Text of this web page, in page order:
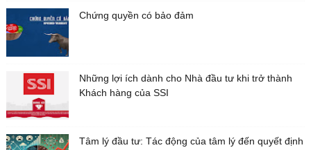
Chứng quyền có bảo đảm
Những lợi ích dành cho Nhà đầu tư khi trở thành
Khách hàng của SSI
Tâm lý đầu tư: Tác động của tâm lý đến quyết định